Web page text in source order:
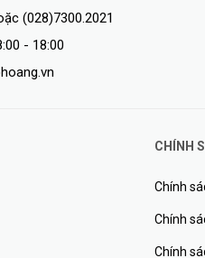
(028)7300.2021
- 18:00
CHÍNH
Chính
Chính
Chính